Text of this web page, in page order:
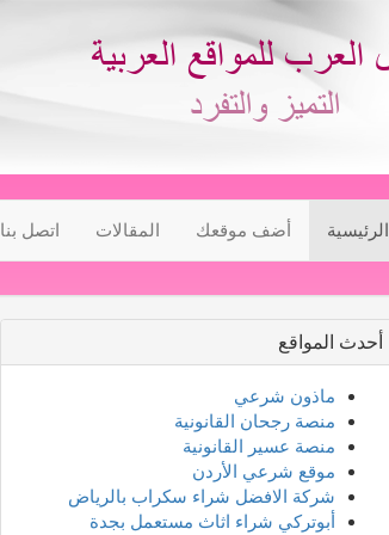
الرئيسية أضف موقعك المقالات اتصل بنا
أحدث المواقع
ماذون شرعي
منصة رجحان القانونية
منصة عسير القانونية
موقع شرعي الأردن
شركة الافضل شراء سكراب بالرياض
أبوتركي شراء اثاث مستعمل بجدة